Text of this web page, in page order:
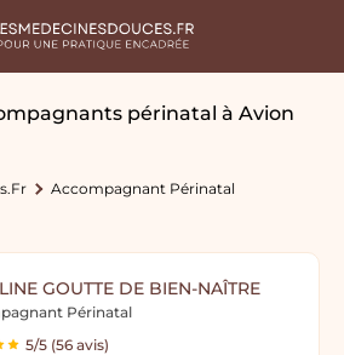
périnatal à Avion
Accompagnant Périnatal
GOUTTE DE BIEN-NAÎTRE
Périnatal
5/5 (56 avis)